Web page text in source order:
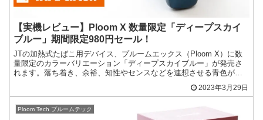
【実機レビュー】Ploom X 数量限定「ディープスカイ
ブルー」期間限定980円セール！
JTの加熱式たばこ用デバイス、プルームエックス（Ploom X）に数
量限定のカラーバリエーション「ディープスカイブルー」が発売さ
れます。落ち着き、余裕、知性やセンスなどを連想させる青色が特
2023年3月29日
Ploom Tech プルームテック